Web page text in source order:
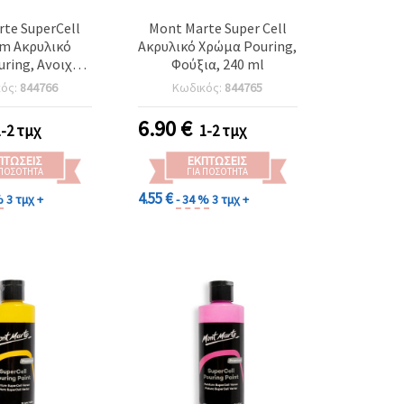
SuperCell
Ακρυλικό
Ανοιχτό
– για Fluid
844766
2 τμχ
3 τμχ +
Mont Marte Super Cell
Ακρυλικό Χρώμα Pouring,
Φούξια, 240 ml
Κωδικός: 844765
6.90€ 1-2 τμχ
ΕΚΠΤΏΣΕΙΣ
ΓΙΑ ΠΟΣΌΤΗΤΑ
4.55 €- 34 %3 τμχ +